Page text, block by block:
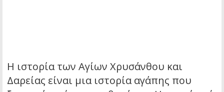
Η ιστορία των Αγίων Χρυσάνθου και
Δαρείας είναι μια ιστορία αγάπης που